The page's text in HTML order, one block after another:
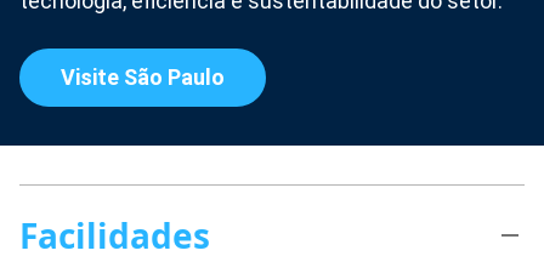
Visite São Paulo
Facilidades